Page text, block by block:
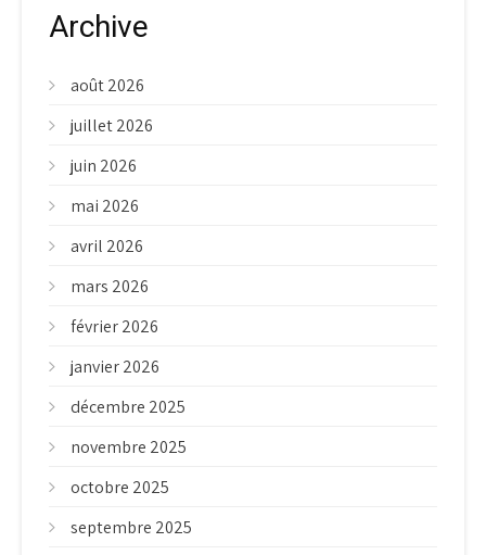
Archive
août 2026
juillet 2026
juin 2026
mai 2026
avril 2026
mars 2026
février 2026
janvier 2026
décembre 2025
novembre 2025
octobre 2025
septembre 2025